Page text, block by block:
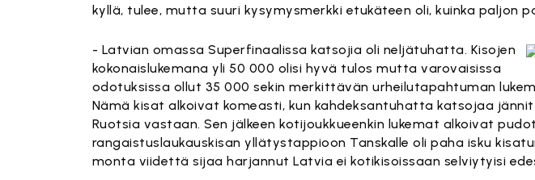
kyllä, tulee, mutta suuri kysymysmerkki etukäteen oli, kuinka paljon
- Latvian omassa Superfinaalissa katsojia oli neljätuhatta. Kisojen
kokonaislukemana yli 50 000 olisi hyvä tulos mutta varovaisissa
odotuksissa ollut 35 000 sekin merkittävän urheilutapahtuman
Nämä kisat alkoivat komeasti, kun kahdeksantuhatta katsojaa
Ruotsia vastaan. Sen jälkeen kotijoukkueenkin lukemat alkoivat
rangaistuslaukauskisan yllätystappioon Tanskalle oli paha isku
monta viidettä sijaa harjannut Latvia ei kotikisoissaan selviytyisi